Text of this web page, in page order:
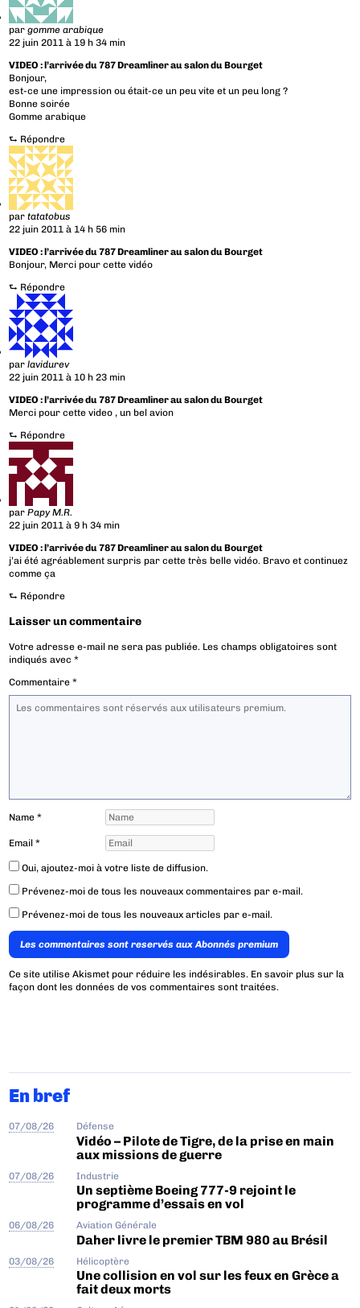
pargomme arabique
22 juin 2011 à 19 h 34 min
VIDEO : l’arrivée du 787 Dreamliner au salon du Bourget
Bonjour,
est-ce une impression ou était-ce un peu vite et un peu long ?
Bonne soirée
Gomme arabique
⮑ Répondre
partatatobus
22 juin 2011 à 14 h 56 min
VIDEO : l’arrivée du 787 Dreamliner au salon du Bourget
Bonjour, Merci pour cette vidéo
⮑ Répondre
parlavidurev
22 juin 2011 à 10 h 23 min
VIDEO : l’arrivée du 787 Dreamliner au salon du Bourget
Merci pour cette video , un bel avion
⮑ Répondre
parPapy M.R.
22 juin 2011 à 9 h 34 min
VIDEO : l’arrivée du 787 Dreamliner au salon du Bourget
j’ai été agréablement surpris par cette très belle vidéo. Bravo et continuez
comme ça
⮑ Répondre
Laisser un commentaire
Votre adresse e-mail ne sera pas publiée. Les champs obligatoires sont
indiqués avec*
Commentaire*
Name*
Email*
Oui, ajoutez-moi à votre liste de diffusion.
Prévenez-moi de tous les nouveaux commentaires par e-mail.
Prévenez-moi de tous les nouveaux articles par e-mail.
Les commentaires sont reservés aux Abonnés premium
Ce site utilise Akismet pour réduire les indésirables. En savoir plus sur la
façon dont les données de vos commentaires sont traitées.
En bref
07/08/26 Défense
Vidéo – Pilote de Tigre, de la prise en main
aux missions de guerre
07/08/26 Industrie
Un septième Boeing 777-9 rejoint le
programme d’essais en vol
06/08/26 Aviation Générale
Daher livre le premier TBM 980 au Brésil
03/08/26 Hélicoptère
Une collision en vol sur les feux en Grèce a
fait deux morts